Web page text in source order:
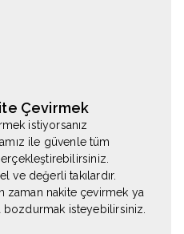
Çevirmek
istiyorsanız
ile güvenle tüm
ve değerli takılardır.
zaman nakite çevirmek ya
bozdurmak isteyebilirsiniz.